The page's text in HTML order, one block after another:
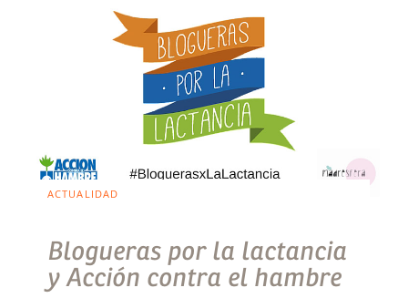
ACTUALIDAD
Blogueras por la lactancia
y Acción contra el hambre